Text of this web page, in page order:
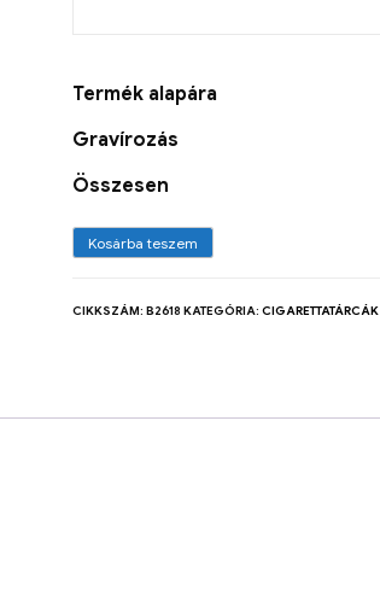
Termék alapára
Gravírozás
Összesen
Kosárba teszem
CIKKSZÁM: B2618 KATEGÓRIA: CIGARETTATÁRCÁK